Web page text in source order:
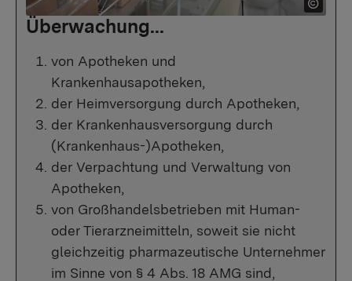
Überwachung...
von Apotheken und
Krankenhausapotheken,
der Heimversorgung durch Apotheken,
der Krankenhausversorgung durch
(Krankenhaus-)Apotheken,
der Verpachtung und Verwaltung von
Apotheken,
von Großhandelsbetrieben mit Human-
oder Tierarzneimitteln, soweit sie nicht
gleichzeitig pharmazeutische Unternehmer
im Sinne von § 4 Abs. 18 AMG sind,